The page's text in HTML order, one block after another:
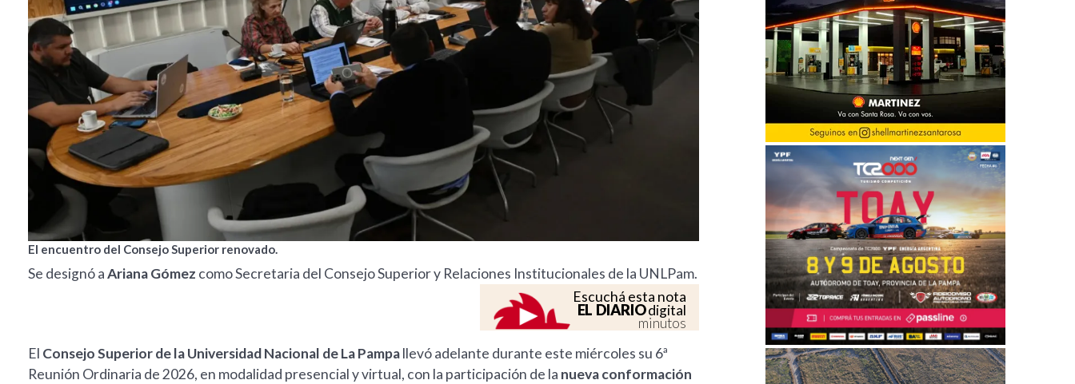
El encuentro del Consejo Superior renovado.
Se designó aAriana Gómez como Secretaria del Consejo Superior y Relaciones Institucionales de la UNLPam.
Escuchá esta nota
EL DIARIOdigital
minutos
El Consejo Superior de la Universidad Nacional de La Pampallevó adelante durante este miércoles su 6ª
Reunión Ordinaria de 2026, en modalidad presencial y virtual, con la participación de la nueva conformación